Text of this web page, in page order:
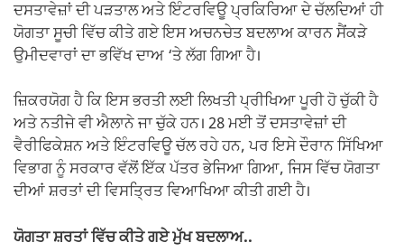
ਦਸਤਾਵੇਜ਼ਾਂ ਦੀ ਪੜਤਾਲ ਅਤੇ ਇੰਟਰਵਿਊ ਪ੍ਰਕਿਰਿਆ ਦੇ ਚੱਲਦਿਆਂ ਹੀ
ਯੋਗਤਾ ਸੂਚੀ ਵਿੱਚ ਕੀਤੇ ਗਏ ਇਸ ਅਚਨਚੇਤ ਬਦਲਾਅ ਕਾਰਨ ਸੈਂਕੜੇ
ਉਮੀਦਵਾਰਾਂ ਦਾ ਭਵਿੱਖ ਦਾਅ ‘ਤੇ ਲੱਗ ਗਿਆ ਹੈ।
ਜ਼ਿਕਰਯੋਗ ਹੈ ਕਿ ਇਸ ਭਰਤੀ ਲਈ ਲਿਖਤੀ ਪ੍ਰੀਖਿਆ ਪੂਰੀ ਹੋ ਚੁੱਕੀ ਹੈ
ਅਤੇ ਨਤੀਜੇ ਵੀ ਐਲਾਨੇ ਜਾ ਚੁੱਕੇ ਹਨ। 28 ਮਈ ਤੋਂ ਦਸਤਾਵੇਜ਼ਾਂ ਦੀ
ਵੈਰੀਫਿਕੇਸ਼ਨ ਅਤੇ ਇੰਟਰਵਿਊ ਚੱਲ ਰਹੇ ਹਨ, ਪਰ ਇਸੇ ਦੌਰਾਨ ਸਿੱਖਿਆ
ਵਿਭਾਗ ਨੂੰ ਸਰਕਾਰ ਵੱਲੋਂ ਇੱਕ ਪੱਤਰ ਭੇਜਿਆ ਗਿਆ, ਜਿਸ ਵਿੱਚ ਯੋਗਤਾ
ਦੀਆਂ ਸ਼ਰਤਾਂ ਦੀ ਵਿਸਤ੍ਰਿਤ ਵਿਆਖਿਆ ਕੀਤੀ ਗਈ ਹੈ।
ਯੋਗਤਾ ਸ਼ਰਤਾਂ ਵਿੱਚ ਕੀਤੇ ਗਏ ਮੁੱਖ ਬਦਲਾਅ..